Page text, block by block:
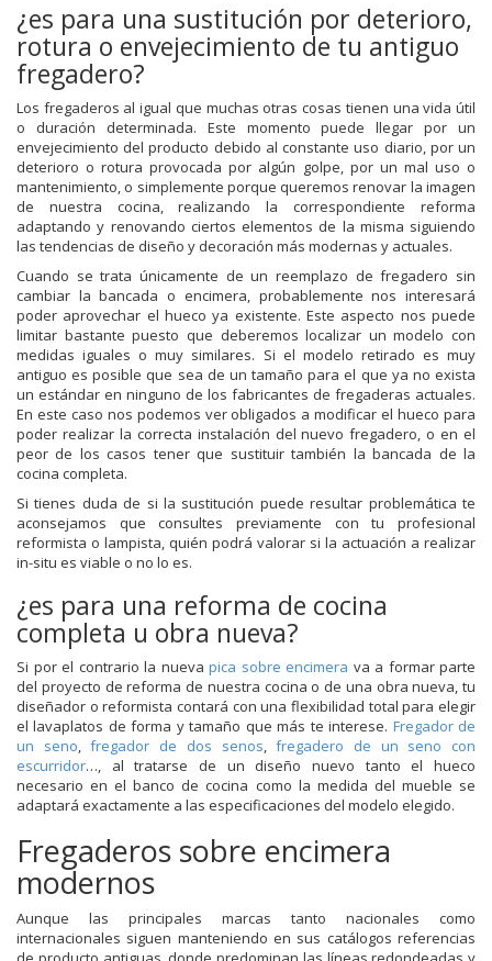
¿es para una sustitución por deterioro,
rotura o envejecimiento de tu antiguo
fregadero?
Los fregaderos al igual que muchas otras cosas tienen una vida útil
o duración determinada. Este momento puede llegar por un
envejecimiento del producto debido al constante uso diario, por un
deterioro o rotura provocada por algún golpe, por un mal uso o
mantenimiento, o simplemente porque queremos renovar la imagen
de nuestra cocina, realizando la correspondiente reforma
adaptando y renovando ciertos elementos de la misma siguiendo
las tendencias de diseño y decoración más modernas y actuales.
Cuando se trata únicamente de un reemplazo de fregadero sin
cambiar la bancada o encimera, probablemente nos interesará
poder aprovechar el hueco ya existente. Este aspecto nos puede
limitar bastante puesto que deberemos localizar un modelo con
medidas iguales o muy similares. Si el modelo retirado es muy
antiguo es posible que sea de un tamaño para el que ya no exista
un estándar en ninguno de los fabricantes de fregaderas actuales.
En este caso nos podemos ver obligados a modificar el hueco para
poder realizar la correcta instalación del nuevo fregadero, o en el
peor de los casos tener que sustituir también la bancada de la
cocina completa.
Si tienes duda de si la sustitución puede resultar problemática te
aconsejamos que consultes previamente con tu profesional
reformista o lampista, quién podrá valorar si la actuación a realizar
in-situ es viable o no lo es.
¿es para una reforma de cocina
completa u obra nueva?
Si por el contrario la nueva pica sobre encimera va a formar parte
del proyecto de reforma de nuestra cocina o de una obra nueva, tu
diseñador o reformista contará con una flexibilidad total para elegir
el lavaplatos de forma y tamaño que más te interese. Fregador de
un seno,fregador de dos senos,fregadero de un seno con
escurridor…, al tratarse de un diseño nuevo tanto el hueco
necesario en el banco de cocina como la medida del mueble se
adaptará exactamente a las especificaciones del modelo elegido.
Fregaderos sobre encimera
modernos
Aunque las principales marcas tanto nacionales como
internacionales siguen manteniendo en sus catálogos referencias